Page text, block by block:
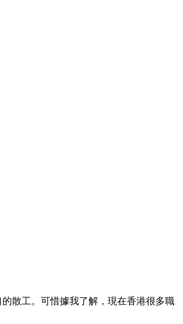
散工。可惜據我了解，現在香港很多職